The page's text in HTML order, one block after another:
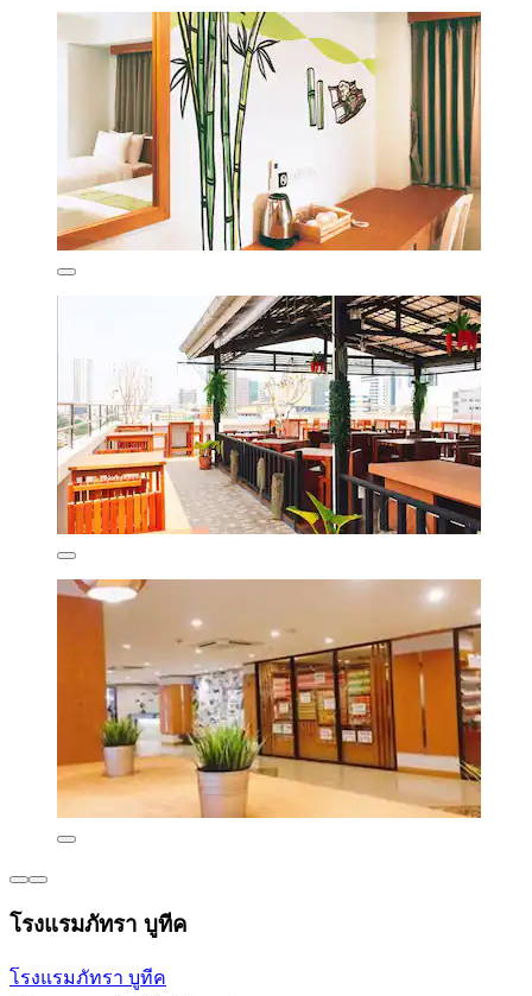
โรงแรมภัทรา บูทีค
โรงแรมภัทรา บูทีค